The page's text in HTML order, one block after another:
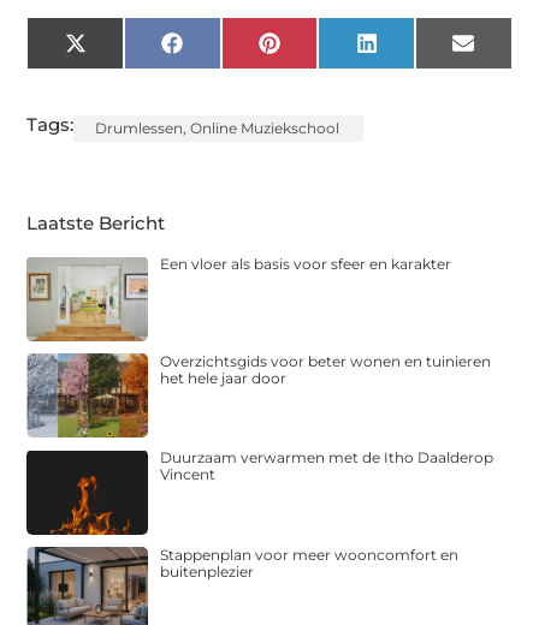
X
(Twitter)
FacebookPinterest LinkedIn Email
Tags: Drumlessen,Online Muziekschool
Laatste Bericht
Een vloer als basis voor sfeer en karakter
Overzichtsgids voor beter wonen en tuinieren
het hele jaar door
Duurzaam verwarmen met de Itho Daalderop
Vincent
Stappenplan voor meer wooncomfort en
buitenplezier